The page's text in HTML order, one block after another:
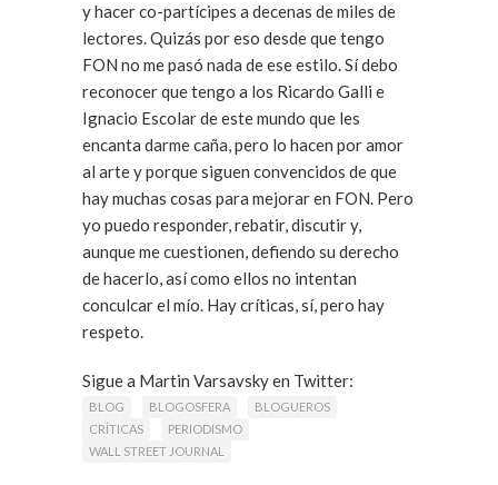
y hacer co-partícipes a decenas de miles de
lectores. Quizás por eso desde que tengo
FON no me pasó nada de ese estilo. Sí debo
reconocer que tengo a los Ricardo Galli e
Ignacio Escolar de este mundo que les
encanta darme caña, pero lo hacen por amor
al arte y porque siguen convencidos de que
hay muchas cosas para mejorar en FON. Pero
yo puedo responder, rebatir, discutir y,
aunque me cuestionen, defiendo su derecho
de hacerlo, así como ellos no intentan
conculcar el mío. Hay críticas, sí, pero hay
respeto.
Sigue a Martin Varsavsky en Twitter:
twitter.com/martinvars
BLOG BLOGOSFERA
BLOGUEROS
CRÍTICAS
PERIODISMO
WALL STREET JOURNAL